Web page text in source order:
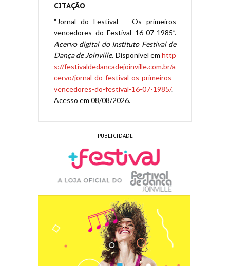
CITAÇÃO
“Jornal do Festival – Os primeiros
vencedores do Festival 16-07-1985”.
Acervo digital do Instituto Festival de
Dança de Joinville. Disponível emhttp
s://festivaldedancadejoinville.com.br/a
cervo/jornal-do-festival-os-primeiros-
vencedores-do-festival-16-07-1985/.
Acesso em 08/08/2026.
PUBLICIDADE